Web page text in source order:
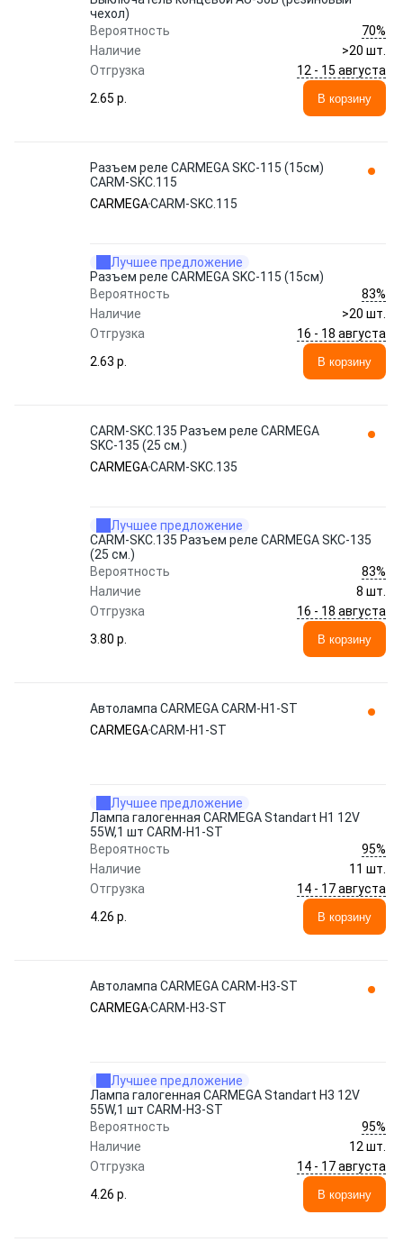
чехол)
Вероятность
70%
Наличие
>20 шт.
Отгрузка
12 - 15 августа
2.65 p.
В корзину
Разъем реле CARMEGA SKC-115 (15см)
CARM-SKC.115
CARMEGACARM-SKC.115
Лучшее предложение
Разъем реле CARMEGA SKC-115 (15см)
Вероятность
83%
Наличие
>20 шт.
Отгрузка
16 - 18 августа
2.63 p.
В корзину
CARM-SKC.135 Разъем реле CARMEGA
SKC-135 (25 см.)
CARMEGACARM-SKC.135
Лучшее предложение
CARM-SKC.135 Разъем реле CARMEGA SKC-135
(25 см.)
Вероятность
83%
Наличие
8 шт.
Отгрузка
16 - 18 августа
3.80 p.
В корзину
Автолампа CARMEGA CARM-H1-ST
CARMEGACARM-H1-ST
Лучшее предложение
Лампа галогенная CARMEGA Standart H1 12V
55W,1 шт CARM-H1-ST
Вероятность
95%
Наличие
11 шт.
Отгрузка
14 - 17 августа
4.26 p.
В корзину
Автолампа CARMEGA CARM-H3-ST
CARMEGACARM-H3-ST
Лучшее предложение
Лампа галогенная CARMEGA Standart H3 12V
55W,1 шт CARM-H3-ST
Вероятность
95%
Наличие
12 шт.
Отгрузка
14 - 17 августа
4.26 p.
В корзину